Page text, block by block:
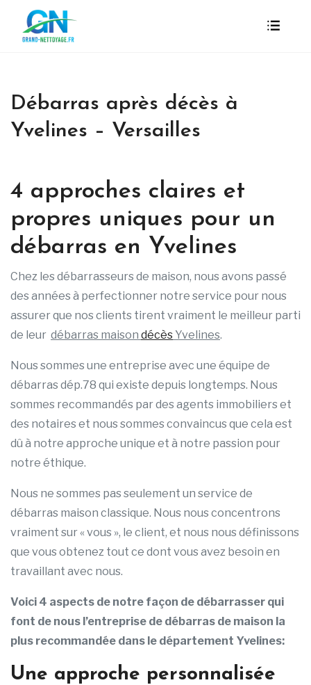
Débarras après décès à
Yvelines – Versailles
4 approches claires et
propres uniques pour un
débarras en Yvelines
Chez les débarrasseurs de maison, nous avons passé
des années à perfectionner notre service pour nous
assurer que nos clients tirent vraiment le meilleur parti
de leur débarras maison décès Yvelines.
Nous sommes une entreprise avec une équipe de
débarras dép.78 qui existe depuis longtemps. Nous
sommes recommandés par des agents immobiliers et
des notaires et nous sommes convaincus que cela est
dû à notre approche unique et à notre passion pour
notre éthique.
Nous ne sommes pas seulement un service de
débarras maison classique. Nous nous concentrons
vraiment sur « vous », le client, et nous nous définissons
que vous obtenez tout ce dont vous avez besoin en
travaillant avec nous.
Voici 4 aspects de notre façon de débarrasser qui
font de nous l’entreprise de débarras de maison la
plus recommandée dans le département Yvelines:
Une approche personnalisée